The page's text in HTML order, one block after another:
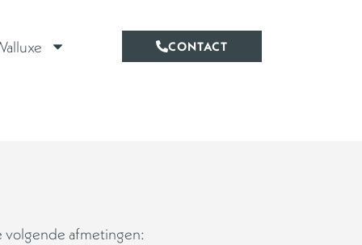
CONTACT
volgende afmetingen: